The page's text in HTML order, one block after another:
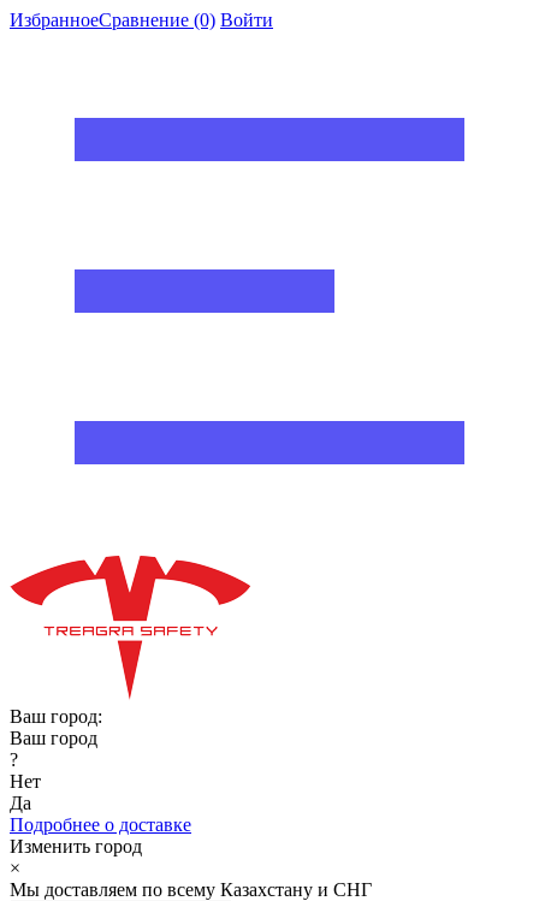
ИзбранноеСравнение (0) Войти
Ваш город:
Ваш город
?
Нет
Да
Подробнее о доставке
Изменить город
×
Мы доставляем по всему Казахстану и СНГ